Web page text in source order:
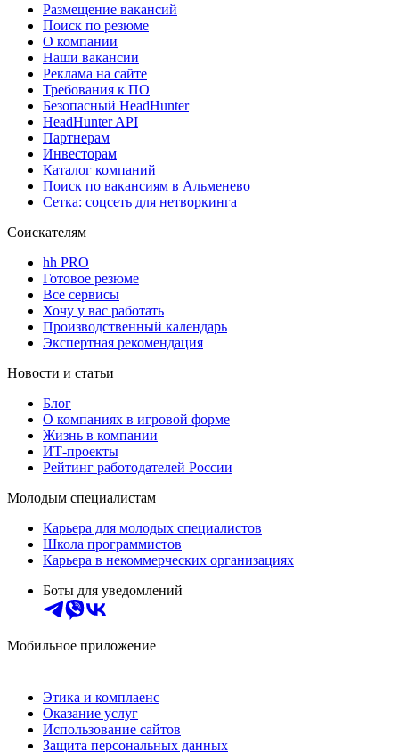
Размещение вакансий
Поиск по резюме
О компании
Наши вакансии
Реклама на сайте
Требования к ПО
Безопасный HeadHunter
HeadHunter API
Партнерам
Инвесторам
Каталог компаний
Поиск по вакансиям в Альменево
Сетка: соцсеть для нетворкинга
Соискателям
hh PRO
Готовое резюме
Все сервисы
Хочу у вас работать
Производственный календарь
Экспертная рекомендация
Новости и статьи
Блог
О компаниях в игровой форме
Жизнь в компании
ИТ-проекты
Рейтинг работодателей России
Молодым специалистам
Карьера для молодых специалистов
Школа программистов
Карьера в некоммерческих организациях
Боты для уведомлений
Мобильное приложение
Этика и комплаенс
Оказание услуг
Использование сайтов
Защита персональных данных